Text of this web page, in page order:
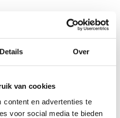
Details Over
van cookies
content en advertenties te
voor social media te bieden
van 0 beoordelingen
TOEVOEGEN